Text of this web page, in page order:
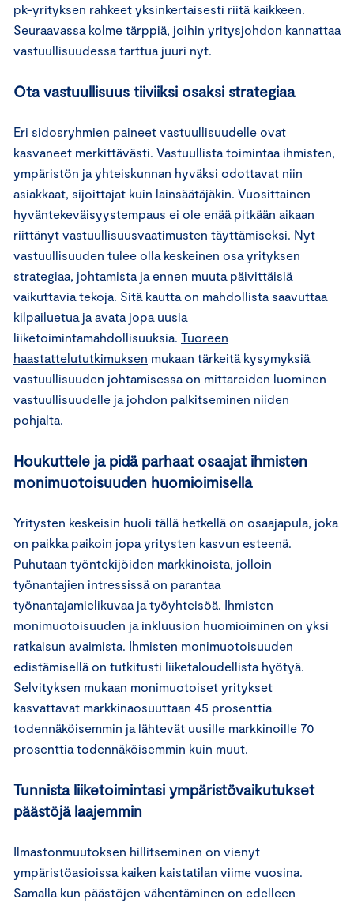
pk-yrityksen rahkeet yksinkertaisesti riitä kaikkeen.
Seuraavassa kolme tärppiä, joihin yritysjohdon kannattaa
vastuullisuudessa tarttua juuri nyt.
Ota vastuullisuus tiiviiksi osaksi strategiaa
Eri sidosryhmien paineet vastuullisuudelle ovat
kasvaneet merkittävästi. Vastuullista toimintaa ihmisten,
ympäristön ja yhteiskunnan hyväksi odottavat niin
asiakkaat, sijoittajat kuin lainsäätäjäkin. Vuosittainen
hyväntekeväisyystempaus ei ole enää pitkään aikaan
riittänyt vastuullisuusvaatimusten täyttämiseksi. Nyt
vastuullisuuden tulee olla keskeinen osa yrityksen
strategiaa, johtamista ja ennen muuta päivittäisiä
vaikuttavia tekoja. Sitä kautta on mahdollista saavuttaa
kilpailuetua ja avata jopa uusia
liiketoimintamahdollisuuksia. Tuoreen
haastattelututkimuksen mukaan tärkeitä kysymyksiä
vastuullisuuden johtamisessa on mittareiden luominen
vastuullisuudelle ja johdon palkitseminen niiden
pohjalta.
Houkuttele ja pidä parhaat osaajat ihmisten
monimuotoisuuden huomioimisella
Yritysten keskeisin huoli tällä hetkellä on osaajapula, joka
on paikka paikoin jopa yritysten kasvun esteenä.
Puhutaan työntekijöiden markkinoista, jolloin
työnantajien intressissä on parantaa
työnantajamielikuvaa ja työyhteisöä. Ihmisten
monimuotoisuuden ja inkluusion huomioiminen on yksi
ratkaisun avaimista. Ihmisten monimuotoisuuden
edistämisellä on tutkitusti liiketaloudellista hyötyä.
Selvityksen mukaan monimuotoiset yritykset
kasvattavat markkinaosuuttaan 45 prosenttia
todennäköisemmin ja lähtevät uusille markkinoille 70
prosenttia todennäköisemmin kuin muut.
Tunnista liiketoimintasi ympäristövaikutukset
päästöjä laajemmin
Ilmastonmuutoksen hillitseminen on vienyt
ympäristöasioissa kaiken kaistatilan viime vuosina.
Samalla kun päästöjen vähentäminen on edelleen